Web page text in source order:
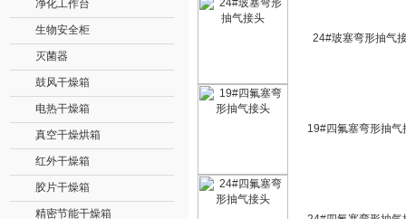
净化工作台
生物安全柜
灭菌器
鼓风干燥箱
电热干燥箱
真空干燥烘箱
红外干燥箱
胶片干燥箱
精密节能干燥箱
24#玻塞弯形抽气
19#四氟塞弯形抽气